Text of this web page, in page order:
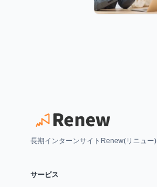
長期インターンサイトRenew(リニュー)
サービス